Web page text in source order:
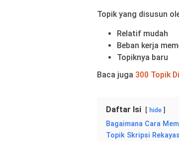
Topik yang disusun
Relatif mudah
Beban kerja
Topiknya baru
Baca juga 300 Topik
Daftar Isi hide
Bagaimana Cara
Topik Skripsi